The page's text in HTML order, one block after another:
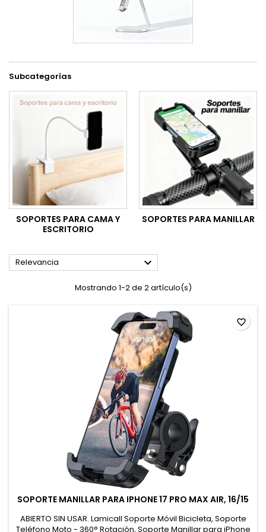
Subcategorías
SOPORTES PARA CAMA Y
ESCRITORIO
SOPORTES PARA MANILLAR
Relevancia 
Mostrando 1-2 de 2 artículo(s)
SOPORTE MANILLAR PARA IPHONE 17 PRO MAX AIR, 16/15
ABIERTO SIN USAR. Lamicall Soporte Móvil Bicicleta, Soporte
Teléfono Moto - 360° Rotación, Soporte Manillar para iPhone
favorite_border